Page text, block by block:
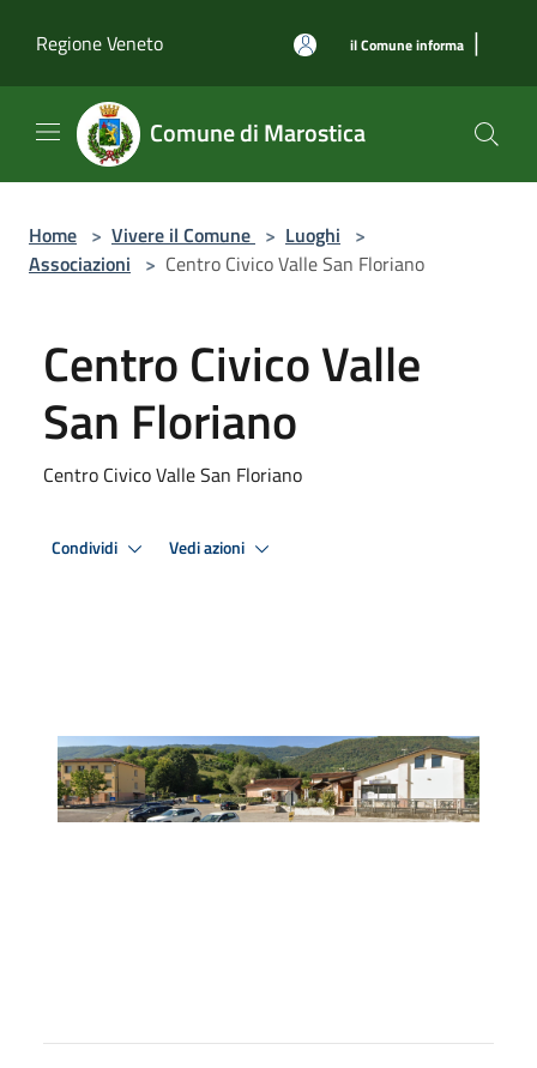
Regione Veneto
il Comune informa |
Comune di Marostica
Home > Vivere il Comune > Luoghi >
Associazioni > Centro Civico Valle San Floriano
Centro Civico Valle
San Floriano
Centro Civico Valle San Floriano
Condividi Vedi azioni